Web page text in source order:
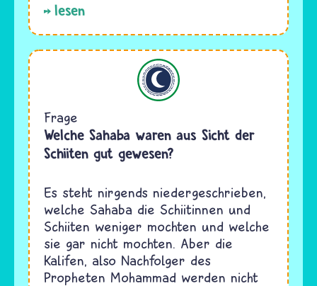
lesen
Frage
Welche Sahaba waren aus Sicht der
Schiiten gut gewesen?
Es steht nirgends niedergeschrieben,
welche Sahaba die Schiitinnen und
Schiiten weniger mochten und welche
sie gar nicht mochten. Aber die
Kalifen, also Nachfolger des
Propheten Mohammad werden nicht